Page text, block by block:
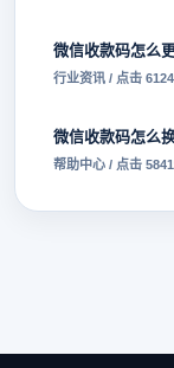
微信收款码怎么
行业资讯 / 点击
微信收款码怎么
帮助中心 / 点击